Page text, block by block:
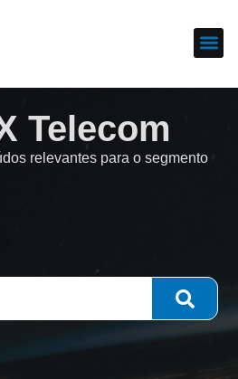
Telecom
relevantes para o segmento